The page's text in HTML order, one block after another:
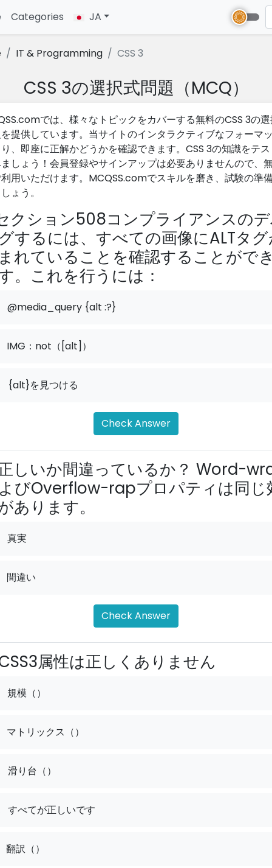
(current)
Categories JA
IT & Programming CSS 3
CSS 3の選択式問題（MCQ）
では、様々なトピックをカバーする無料のCSS 3の
提供しています。当サイトのインタラクティブなフォーマ
、即座に正解かどうかを確認できます。CSS 3の知識をテ
しょう！会員登録やサインアップは必要ありませんので、
用いただけます。MCQSS.comでスキルを磨き、試験の準
ょう。
クション508コンプライアンスの
するには、すべての画像にALTタ
れていることを確認することがで
。これを行うには：
@media_query {alt :?}
IMG：not（[alt]）
{alt}を見つける
Check Answer
しいか間違っているか？ Word-
びOverflow-rapプロパティは同じ
あります。
真実
間違い
Check Answer
属性は正しくありません
規模（）
マトリックス（）
滑り台（）
すべてが正しいです
翻訳（）